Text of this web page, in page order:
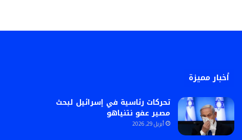
أخبار مميزة
تحركات رئاسية في إسرائيل لبحث
مصير عفو نتنياهو
أبريل 29, 2026